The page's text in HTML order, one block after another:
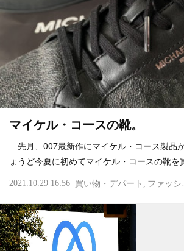
マイケル・コースの靴。
先月、007最新作にマイケル・コース製品
ょうど今夏に初めてマイケル・コースの靴
2021.10.29 16:56 買い物・デパート ファッション・スタイル・流行